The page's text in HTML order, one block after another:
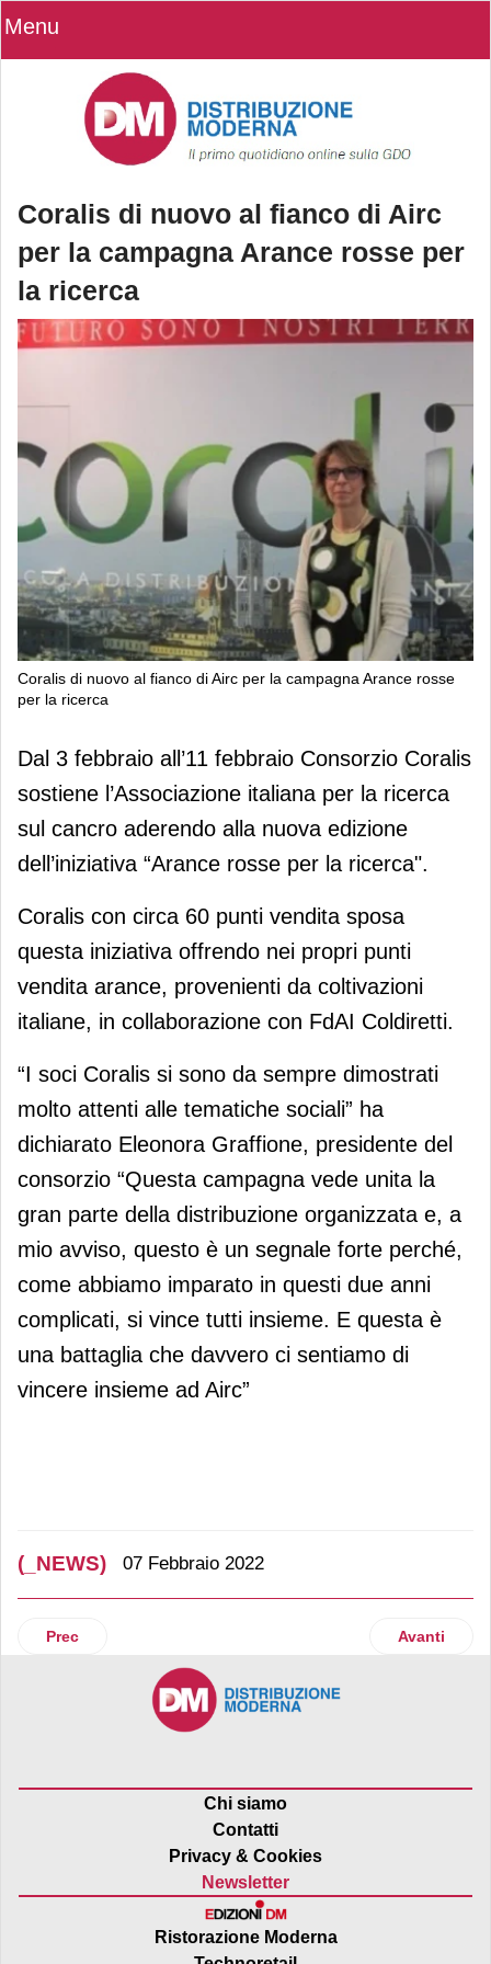
Menu
Coralis di nuovo al fianco di Airc
per la campagna Arance rosse per
la ricerca
Coralis di nuovo al fianco di Airc per la campagna Arance rosse
per la ricerca
Coralis di nuovo al fianco di Airc per
la campagna Arance rosse per la
ricerca
Dal 3 febbraio all’11 febbraio Consorzio Coralis
sostiene l’Associazione italiana per la ricerca
sul cancro aderendo alla nuova edizione
dell’iniziativa “Arance rosse per la ricerca".
Coralis con circa 60 punti vendita sposa
questa iniziativa offrendo nei propri punti
vendita arance, provenienti da coltivazioni
italiane, in collaborazione con FdAI Coldiretti.
“I soci Coralis si sono da sempre dimostrati
molto attenti alle tematiche sociali” ha
dichiarato Eleonora Graffione, presidente del
consorzio “Questa campagna vede unita la
gran parte della distribuzione organizzata e, a
mio avviso, questo è un segnale forte perché,
come abbiamo imparato in questi due anni
complicati, si vince tutti insieme. E questa è
una battaglia che davvero ci sentiamo di
vincere insieme ad Airc”
(_NEWS) 07 Febbraio 2022
Articolo precedente: Coca-Cola entra in Coripet
Prec Articolo
Avanti
Chi siamo
Contatti
Privacy & Cookies
Newsletter
Ristorazione Moderna